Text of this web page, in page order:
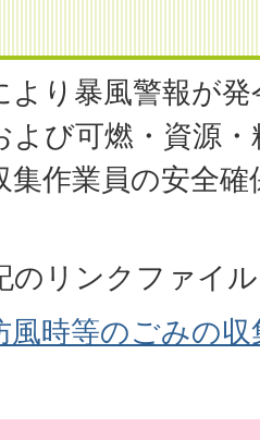
より暴風警報が
よび可燃・資源
集作業員の安全
のリンクファイ
風時等のごみの